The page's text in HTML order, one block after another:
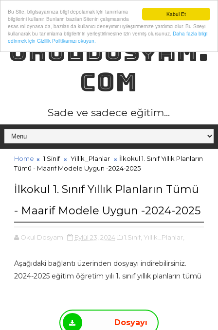
Kabul Et
Bu Site, bilgisayarınıza bilgi depolamak için tanımlama
bilgilerini kullanır. Bunların bazıları Sitenin çalışmasında
esas rol oynasa da, bazıları da kullanıcı deneyimini iyileştirmemize yardımcı olur. Bu Siteyi
kullanarak bu tanımlama bilgilerinin yerleştirilmesine izin vermiş olursunuz. Daha fazla bilgi
edinmek için Gizlilik Politikamızı okuyun.
OKULDOSYAM.
COM
Sade ve sadece eğitim...
Home 1.Sinif Yillik_Planlar
İlkokul 1. Sınıf Yıllık Planların
Tümü - Maarif Modele Uygun -2024-2025
İlkokul 1. Sınıf Yıllık Planların Tümü
- Maarif Modele Uygun -2024-2025
Okul Dosyam Eylül 23, 2024 1.Sinif, Yillik_Planlar,
Aşağıdaki bağlantı üzerinden dosyayı indirebilirsiniz.
2024-2025 eğitim öğretim yılı 1. sınıf yıllık planların tümü
Dosyayı